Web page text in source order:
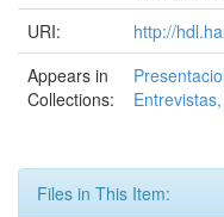
URI:
http://
Appears in
Collections:
Files in This Item: